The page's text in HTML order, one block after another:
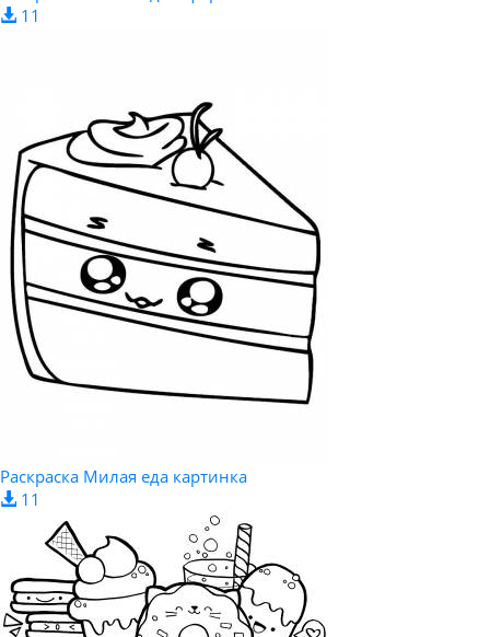
11
Раскраска Милая еда картинка
11